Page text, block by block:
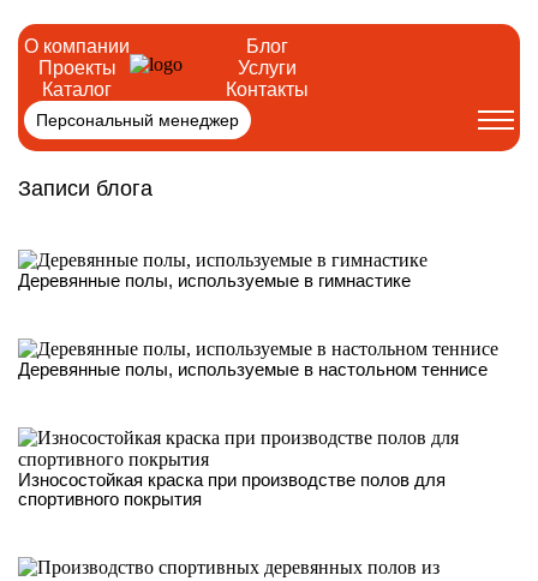
О компании
Проекты
Каталог
Блог
Услуги
Контакты
Персональный менеджер
Главная Блог
Записи блога
Деревянные полы, используемые в гимнастике
Деревянные полы, используемые в настольном теннисе
Износостойкая краска при производстве полов для
спортивного покрытия